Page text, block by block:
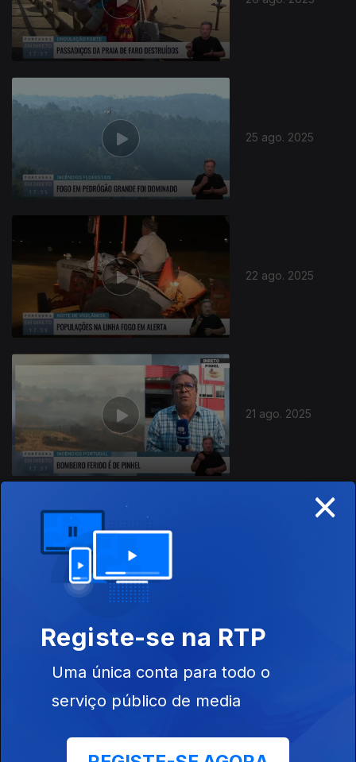
25 ago. 2025
22 ago. 2025
21 ago. 2025
871050
×
Registe-se na RTP
Uma única conta para todo o
serviço público de media